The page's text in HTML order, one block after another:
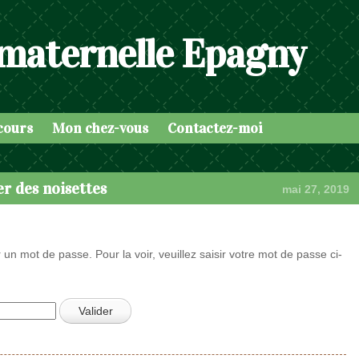
Epagny
Mon chez-vous Contactez-moi
des noisettes mai 27, 2019
mot de passe. Pour la voir, veuillez saisir votre mot de passe ci-